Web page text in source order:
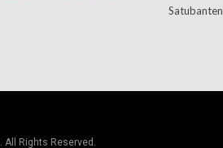
Satubanten
Rights Reserved.